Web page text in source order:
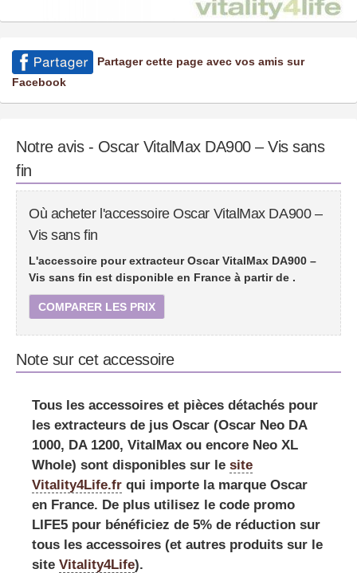
Partager cette page avec vos amis sur
Facebook
Notre avis - Oscar VitalMax DA900 – Vis sans
fin
Où acheter l'accessoire Oscar VitalMax DA900 –
Vis sans fin
L'accessoire pour extracteur Oscar VitalMax DA900 –
Vis sans fin est disponible en France à partir de .
COMPARER LES PRIX
Note sur cet accessoire
Tous les accessoires et pièces détachés pour
les extracteurs de jus Oscar (Oscar Neo DA
1000, DA 1200, VitalMax ou encore Neo XL
Whole) sont disponibles sur le site
Vitality4Life.fr qui importe la marque Oscar
en France. De plus utilisez le code promo
LIFE5 pour bénéficiez de 5% de réduction sur
tous les accessoires (et autres produits sur le
site Vitality4Life).